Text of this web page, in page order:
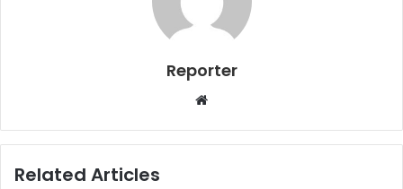
Reporter
Website
Related Articles